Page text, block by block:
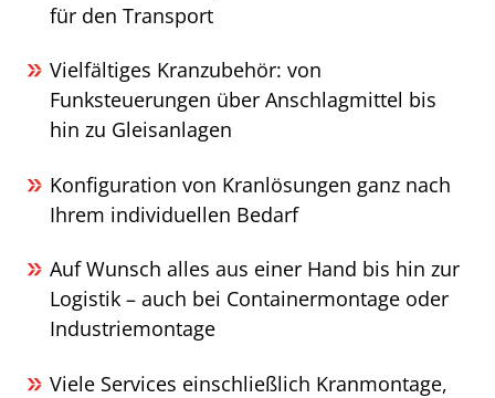
für den Transport
Vielfältiges Kranzubehör: von
Funksteuerungen über Anschlagmittel bis
hin zu Gleisanlagen
Konfiguration von Kranlösungen ganz nach
Ihrem individuellen Bedarf
Auf Wunsch alles aus einer Hand bis hin zur
Logistik – auch bei Containermontage oder
Industriemontage
Viele Services einschließlich Kranmontage,